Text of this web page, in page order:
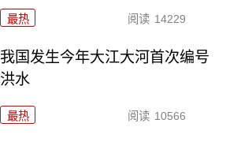
最热 阅读 14229
我国发生今年大江大河首次编号
洪水
最热 阅读 10566